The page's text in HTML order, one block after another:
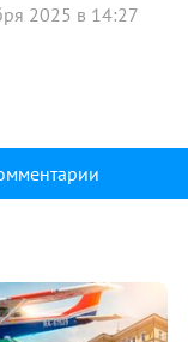
2025 в 14:27